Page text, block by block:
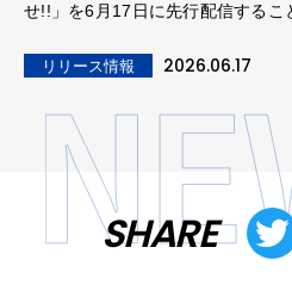
せ!!」を6月17日に先行配信するこ
リリース情報 2026.06.17
SHARE